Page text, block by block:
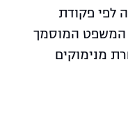
לפי פקודת
המשפט המוסמך
מנימוקים